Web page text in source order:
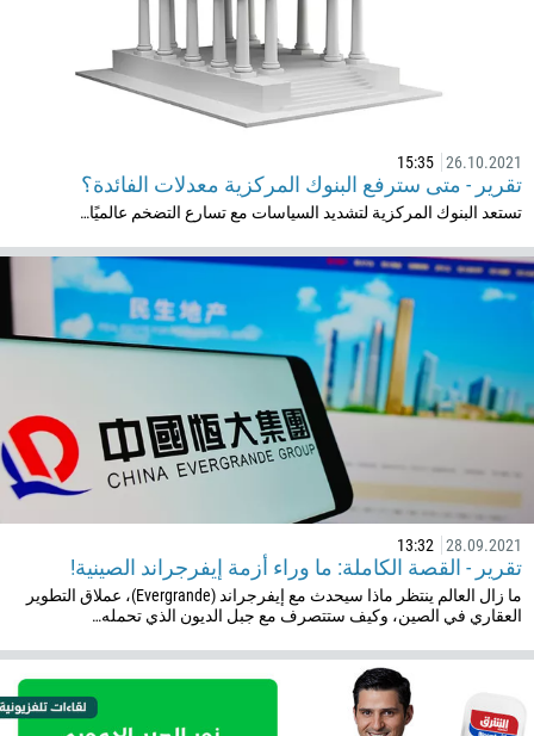
26.10.2021
15:35
تقرير - متى سترفع البنوك المركزية معدلات الفائدة؟
تستعد البنوك المركزية لتشديد السياسات مع تسارع التضخم عالميًا…
28.09.2021
13:32
تقرير - القصة الكاملة: ما وراء أزمة إيفرجراند الصينية!
ما زال العالم ينتظر ماذا سيحدث مع إيفرجراند (Evergrande)، عملاق التطوير
العقاري في الصين، وكيف ستتصرف مع جبل الديون الذي تحمله…